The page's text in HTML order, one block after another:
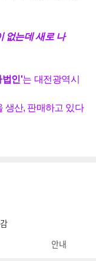
없는데 새로 나
법인'는 대전광역시
생산, 판매하고 있다
안내